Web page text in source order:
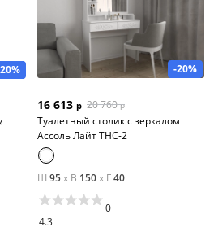
-20%
16 613 р 20 760 р
Туалетный столик с зеркалом
Ассоль Лайт ТНC-2
Ш 95x В 150x Г40
4.3
0